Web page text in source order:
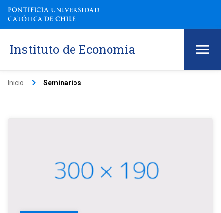
Instituto de Economía
Inicio keyboard_arrow_right Seminarios